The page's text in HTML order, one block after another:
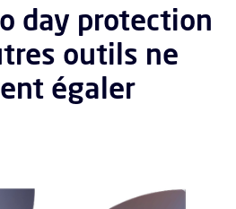
day protection
outils ne
égaler